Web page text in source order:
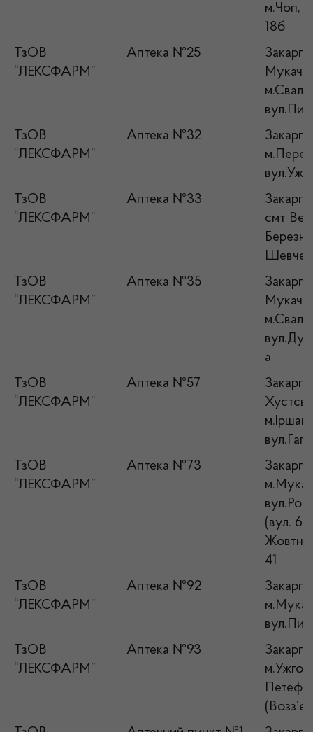
м.Чоп,
18б
ТзОВ
“ЛЕКСФАРМ”
Аптека №25
ТзОВ
“ЛЕКСФАРМ”
Аптека №32
ТзОВ
“ЛЕКСФАРМ”
Аптека №33
смт
ТзОВ
“ЛЕКСФАРМ”
Аптека №35
а
ТзОВ
“ЛЕКСФАРМ”
Аптека №57
ТзОВ
“ЛЕКСФАРМ”
Аптека №73
(вул. 60
41
ТзОВ
“ЛЕКСФАРМ”
Аптека №92
ТзОВ
“ЛЕКСФАРМ”
Аптека №93
Петефі